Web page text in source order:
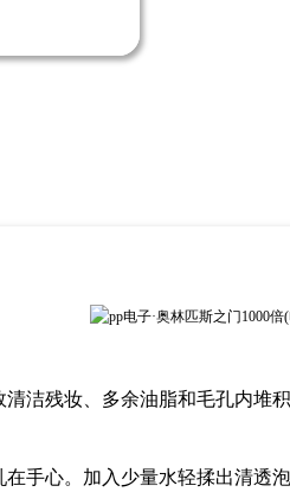
清洁残妆、多余油脂和毛孔内堆
在手心。 加入少量水轻揉出清透